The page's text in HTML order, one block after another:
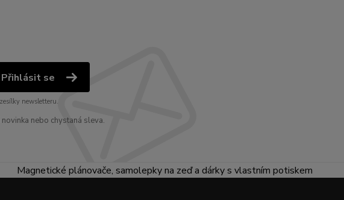
Přihlásit se
newsletteru.
nebo chystaná sleva.
Magnetické plánovače, samolepky na zeď a dárky s vlastním potiskem